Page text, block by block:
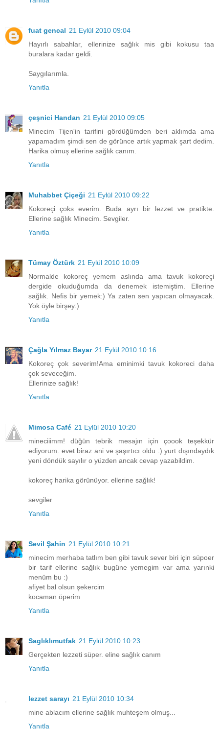
fuat gencal 21 Eylül 2010 09:04
Hayırlı sabahlar, ellerinize sağlık mis gibi kokusu taa
buralara kadar geldi.
Saygılarımla.
Yanıtla
çeşnici Handan 21 Eylül 2010 09:05
Minecim Tijen'in tarifini gördüğümden beri aklımda ama
yapamadım şimdi sen de görünce artık yapmak şart dedim.
Harika olmuş ellerine sağlık canım.
Yanıtla
Muhabbet Çiçeği 21 Eylül 2010 09:22
Kokoreçi çoks everim. Buda ayrı bir lezzet ve pratikte.
Ellerine sağlık Minecim. Sevgiler.
Yanıtla
Tümay Öztürk 21 Eylül 2010 10:09
Normalde kokoreç yemem aslında ama tavuk kokoreçi
dergide okuduğumda da denemek istemiştim. Ellerine
sağlık. Nefis bir yemek:) Ya zaten sen yapıcan olmayacak.
Yok öyle birşey:)
Yanıtla
Çağla Yılmaz Bayar 21 Eylül 2010 10:16
Kokoreç çok severim!Ama eminimki tavuk kokoreci daha
çok seveceğim.
Ellerinize sağlık!
Yanıtla
Mimosa Café 21 Eylül 2010 10:20
mineciiimm! düğün tebrik mesajın için çoook teşekkür
ediyorum. evet biraz ani ve şaşırtıcı oldu :) yurt dışındaydık
yeni döndük sayılır o yüzden ancak cevap yazabildim.
kokoreç harika görünüyor. ellerine sağlık!
sevgiler
Yanıtla
Sevil Şahin 21 Eylül 2010 10:21
minecim merhaba tatlım ben gibi tavuk sever biri için süpoer
bir tarif ellerine sağlık bugüne yemegim var ama yarınki
menüm bu :)
afiyet bal olsun şekercim
kocaman öperim
Yanıtla
Saglıklımutfak 21 Eylül 2010 10:23
Gerçekten lezzeti süper. eline sağlık canım
Yanıtla
lezzet sarayı 21 Eylül 2010 10:34
mine ablacım ellerine sağlık muhteşem olmuş...
Yanıtla